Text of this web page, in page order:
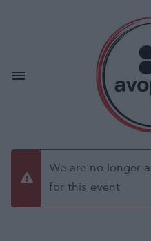
danger
We are no longer
for this event